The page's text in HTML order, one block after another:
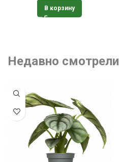
В корзину
Недавно смотрели